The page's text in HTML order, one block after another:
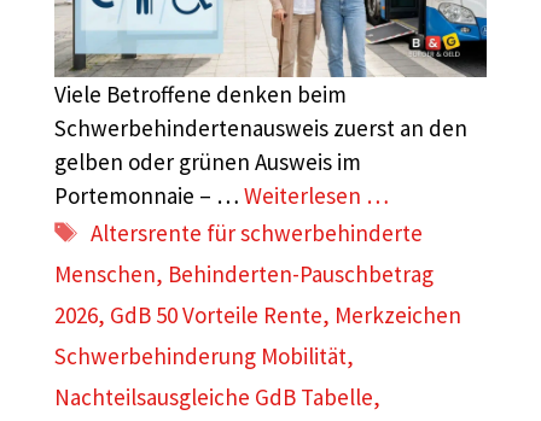
Viele Betroffene denken beim
Schwerbehindertenausweis zuerst an den
gelben oder grünen Ausweis im
Portemonnaie – … Weiterlesen …
Schlagwörter
Altersrente für schwerbehinderte
Menschen, Behinderten-Pauschbetrag
2026, GdB 50 Vorteile Rente, Merkzeichen
Schwerbehinderung Mobilität,
Nachteilsausgleiche GdB Tabelle,